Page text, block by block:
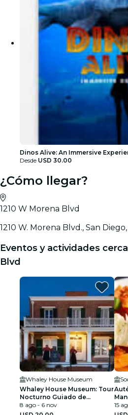
Dinos Alive: An Immersive
Desde USD 30.00
¿Cómo llegar?
1210 W Morena Blvd
1210 W. Morena Blvd., San
Eventos y actividades
Blvd
Whaley House Museum
Whaley House Museum: Tour
Nocturno Guiado de
Fantasmas
8 ago - 6 nov
15